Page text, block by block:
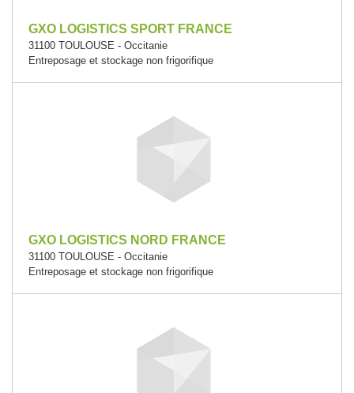
GXO LOGISTICS SPORT FRANCE
31100 TOULOUSE - Occitanie
Entreposage et stockage non frigorifique
GXO LOGISTICS NORD FRANCE
31100 TOULOUSE - Occitanie
Entreposage et stockage non frigorifique